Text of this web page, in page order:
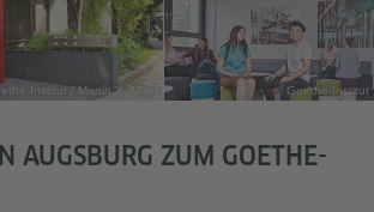
Institut / Martin X. Miller © Goethe-Institut
AUGSBURG ZUM GOETHE-